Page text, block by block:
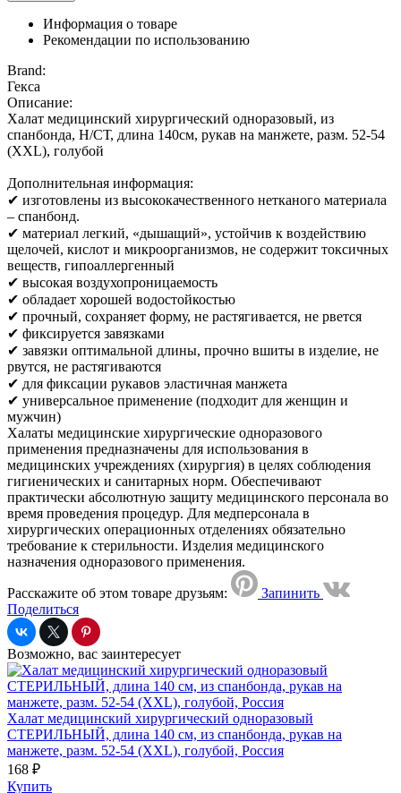
Информация о товаре
Рекомендации по использованию
Brand:
Гекса
Описание:
Халат медицинский хирургический одноразовый, из
спанбонда, Н/СТ, длина 140см, рукав на манжете, разм. 52-54
(ХXL), голубой
Дополнительная информация:
✔ изготовлены из высококачественного нетканого материала
– спанбонд.
✔ материал легкий, «дышащий», устойчив к воздействию
щелочей, кислот и микроорганизмов, не содержит токсичных
веществ, гипоаллергенный
✔ высокая воздухопроницаемость
✔ обладает хорошей водостойкостью
✔ прочный, сохраняет форму, не растягивается, не рвется
✔ фиксируется завязками
✔ завязки оптимальной длины, прочно вшиты в изделие, не
рвутся, не растягиваются
✔ для фиксации рукавов эластичная манжета
✔ универсальное применение (подходит для женщин и
мужчин)
Халаты медицинские хирургические одноразового
применения предназначены для использования в
медицинских учреждениях (хирургия) в целях соблюдения
гигиенических и санитарных норм. Обеспечивают
практически абсолютную защиту медицинского персонала во
время проведения процедур. Для медперсонала в
хирургических операционных отделениях обязательно
требование к стерильности. Изделия медицинского
назначения одноразового применения.
Расскажите об этом товаре друзьям:
Запинить
Поделиться
Возможно, вас заинтересует
Халат медицинский хирургический одноразовый
СТЕРИЛЬНЫЙ, длина 140 см, из спанбонда, рукав на
манжете, разм. 52-54 (ХXL), голубой, Россия
168 ₽
Купить